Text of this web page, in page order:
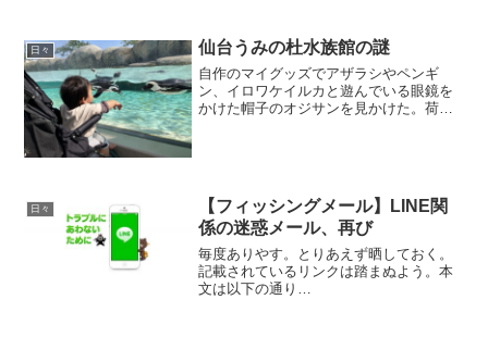
GE7、G...
日々 仙台うみの杜水族館の謎
自作のマイグッズでアザラシやペンギ
ン、イロワケイルカと遊んでいる眼鏡を
かけた帽子のオジサンを見かけた。荷物
日々
【フィッシングメール】LINE関
係の迷惑メール、再び
毎度ありやす。とりあえず晒しておく。
記載されているリンクは踏まぬよう。本
文は以下の通り